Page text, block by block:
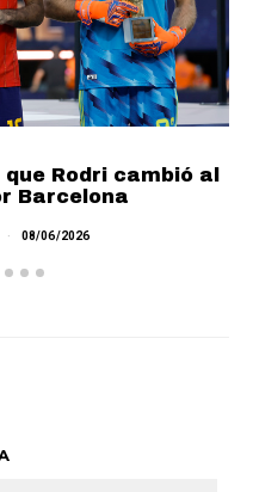
Rodri cambió al
Barcelona
08/06/2026